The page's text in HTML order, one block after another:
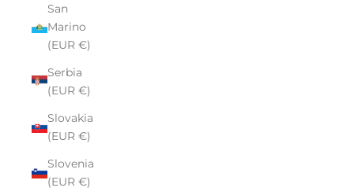
San
Marino
(EUR €)
Serbia
(EUR €)
Slovakia
(EUR €)
Slovenia
(EUR €)